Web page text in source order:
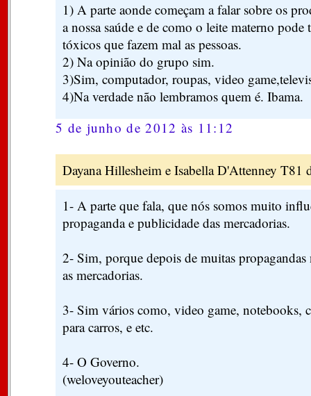
1) A parte aonde começam a falar sobre os
a nossa saúde e de como o leite materno pode
tóxicos que fazem mal as pessoas.
2) Na opinião do grupo sim.
3)Sim, computador, roupas, video
4)Na verdade não lembramos quem é. Ibama.
5 de junho de 2012 às 11:12
Dayana Hillesheim e Isabella D'Attenney T81
1- A parte que fala, que nós somos muito
propaganda e publicidade das mercadorias.
2- Sim, porque depois de muitas propagandas
as mercadorias.
3- Sim vários como, video game, notebooks,
para carros, e etc.
4- O Governo.
(weloveyouteacher)